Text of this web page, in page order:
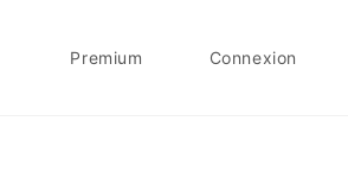
Premium Connexion